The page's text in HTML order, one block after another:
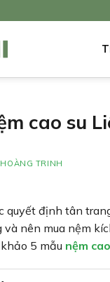
cao su
HOÀNG TRINH
quyết định tân
nên mua nệm
5 mẫu nệm